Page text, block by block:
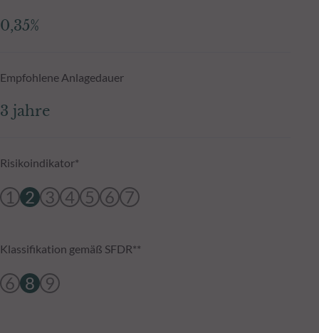
0,35%
Empfohlene Anlagedauer
3 jahre
Risikoindikator*
1 2 3 4 5 6 7
Klassifikation gemäß SFDR**
6 8 9